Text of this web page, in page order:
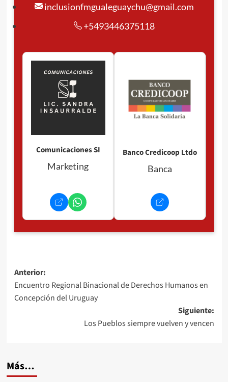
inclusionfmgualeguaychu@gmail.com
+5493446375118
Comunicaciones SI
Marketing
Banco Credicoop Ltdo
Banca
Navegación
de
entradas
Anterior:
Encuentro Regional Binacional de Derechos Humanos en
Concepción del Uruguay
Siguiente:
Los Pueblos siempre vuelven y vencen
Más…